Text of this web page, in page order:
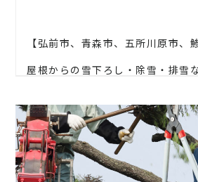
松、スギ、クスノキ、くろがねも
金木犀、アカシア、シダレエゴノ
梅、かしの木、ブルーアイス、ク
クスノキ、 薪の木、ケヤキ、コノ
木、桜、ゴールドクレスト、アオ
子の木、ゴールデンアカシア、紅
【弘前市、青森市、五所川原市、
屋根からの雪下ろし・除雪・排雪
地域密着で伐採・抜根・剪定・草
こと、造園・植木屋をお探しなら
い！